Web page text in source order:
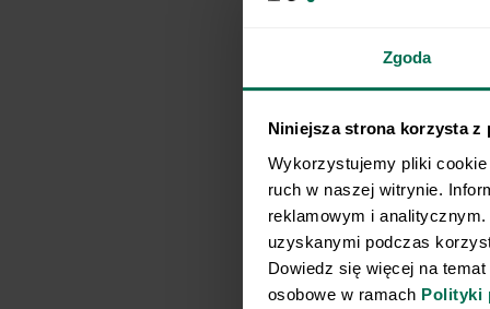
Zgoda
Niniejsza strona korzysta z
Wykorzystujemy pliki
ruch w naszej witrynie.
reklamowym i
uzyskanymi podczas
Dowiedz się więcej na
osobowe w ramach Polityki
w celu
komunikacji
2024 poz.
Respo
TEKA
Przyjmuję
Sushi